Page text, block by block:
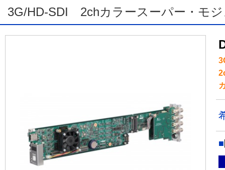
3G/HD-SDI 2chカラースーパー・モ